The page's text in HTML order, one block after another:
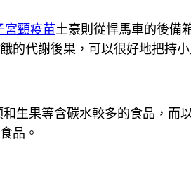
宮頸疫苗土豪則從悍馬車的後備
的代謝後果，可以很好地把持小
和生果等含碳水較多的食品，而
品。